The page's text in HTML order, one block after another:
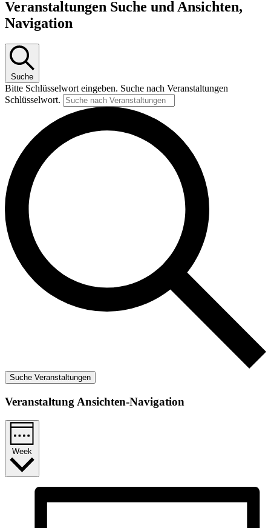
Veranstaltungen Suche und Ansichten,
Navigation
Suche
Bitte Schlüsselwort eingeben. Suche nach Veranstaltungen
Schlüsselwort.
Suche Veranstaltungen
Veranstaltung Ansichten-Navigation
Week